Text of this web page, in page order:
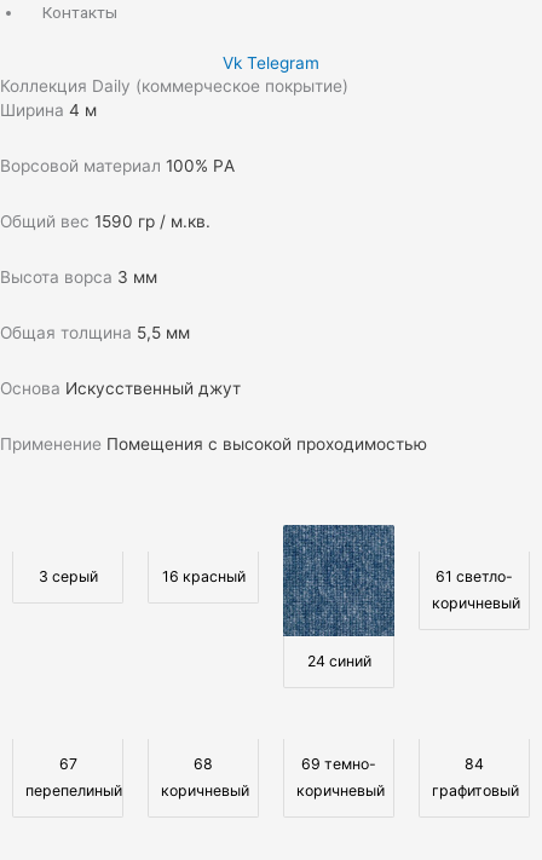
Контакты
Vk Telegram
Коллекция Daily (коммерческое покрытие)
Ширина 4 м
Ворсовой материал 100% РA
Общий вес 1590 гр / м.кв.
Высота ворса 3 мм
Общая толщина 5,5 мм
Основа Искусственный джут
Применение Помещения с высокой проходимостью
3 серый 16 красный
24 синий
61 светло-
коричневый
67
перепелиный
68
коричневый
69 темно-
коричневый
84
графитовый